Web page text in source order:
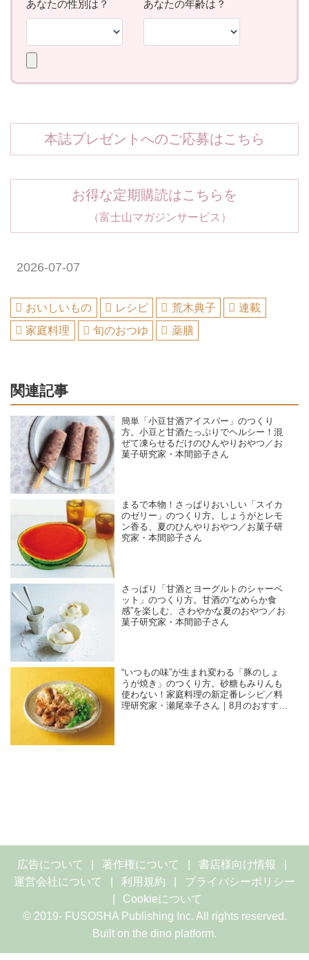
本誌プレゼントへのご応募はこちら
お得な定期購読はこちらを
（富士山マガジンサービス）
2026-07-07
おいしいもの レシピ 荒木典子
連載
家庭料理
旬のおつゆ 薬膳
関連記事
簡単「小豆甘酒アイスバー」のつくり
方。小豆と甘酒たっぷりでヘルシー！混
ぜて凍らせるだけのひんやりおやつ／お
菓子研究家・本間節子さん
まるで本物！さっぱりおいしい「スイカ
のゼリー」のつくり方。しょうがとレモ
ン香る、夏のひんやりおやつ／お菓子研
究家・本間節子さん
さっぱり「甘酒とヨーグルトのシャーベ
ット」のつくり方。甘酒の“なめらか食
感”を楽しむ、さわやかな夏のおやつ／お
菓子研究家・本間節子さん
“いつもの味”が生まれ変わる「豚のしょ
うが焼き」のつくり方。砂糖もみりんも
使わない！家庭料理の新定番レシピ／料
理研究家・瀬尾幸子さん｜8月のおすすめ
広告について 著作権について
書店様向け情報
運営会社について
利用規約
プライバシーポリシー
Cookieについて
© 2019- FUSOSHA Publishing Inc. All rights reserved.
Built on the dino platform.